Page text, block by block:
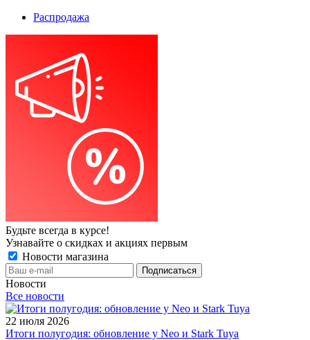
Распродажа
Будьте всегда в курсе!
Узнавайте о скидках и акциях первым
Новости магазина
Новости
Все новости
22 июля 2026
Итоги полугодия: обновление у Neo и Stark Tuya